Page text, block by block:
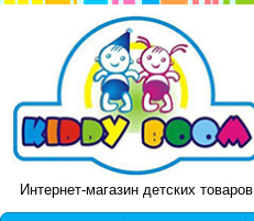
Интернет-магазин детских товаров